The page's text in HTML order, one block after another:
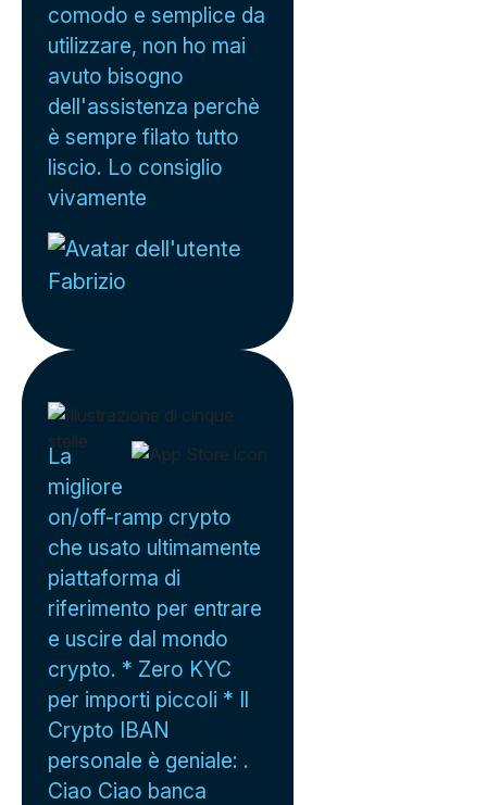
comodo e semplice da
utilizzare, non ho mai
avuto bisogno
dell'assistenza perchè
è sempre filato tutto
liscio. Lo consiglio
vivamente
Fabrizio
La
migliore
on/off-ramp crypto
che usato ultimamente
piattaforma di
riferimento per entrare
e uscire dal mondo
crypto. * Zero KYC
per importi piccoli * Il
Crypto IBAN
personale è geniale: .
Ciao Ciao banca